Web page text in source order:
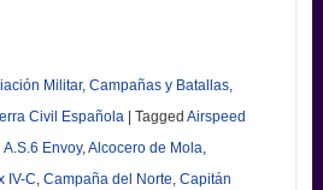
Militar, Campañas y Batallas,
Civil Española Tagged Airspeed
Envoy,Alcocero de Mola,
IV-C, Campaña del Norte, Capitán